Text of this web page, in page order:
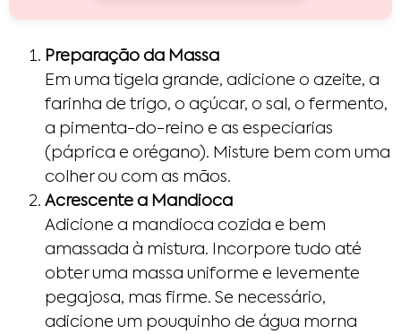
Preparação da Massa
Em uma tigela grande, adicione o azeite, a
farinha de trigo, o açúcar, o sal, o fermento,
a pimenta-do-reino e as especiarias
(páprica e orégano). Misture bem com uma
colher ou com as mãos.
Acrescente a Mandioca
Adicione a mandioca cozida e bem
amassada à mistura. Incorpore tudo até
obter uma massa uniforme e levemente
pegajosa, mas firme. Se necessário,
adicione um pouquinho de água morna